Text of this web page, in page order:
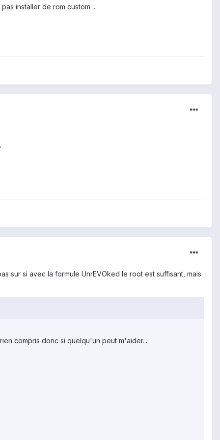
installer de rom custom ...
sur si avec la formule UnrEVOked le root est suffisant, mais
compris donc si quelqu'un peut m'aider...